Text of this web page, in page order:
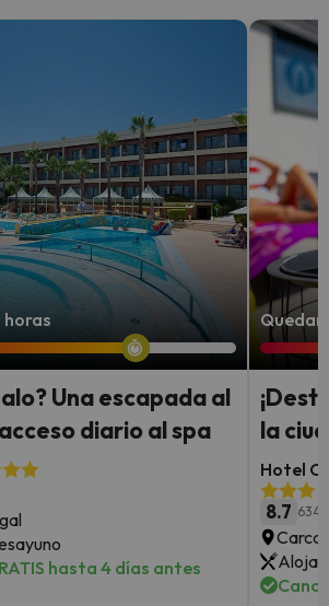
horas
Una escapada al
diario al spa
hasta 4 días antes
la
Hotel
8.7 634